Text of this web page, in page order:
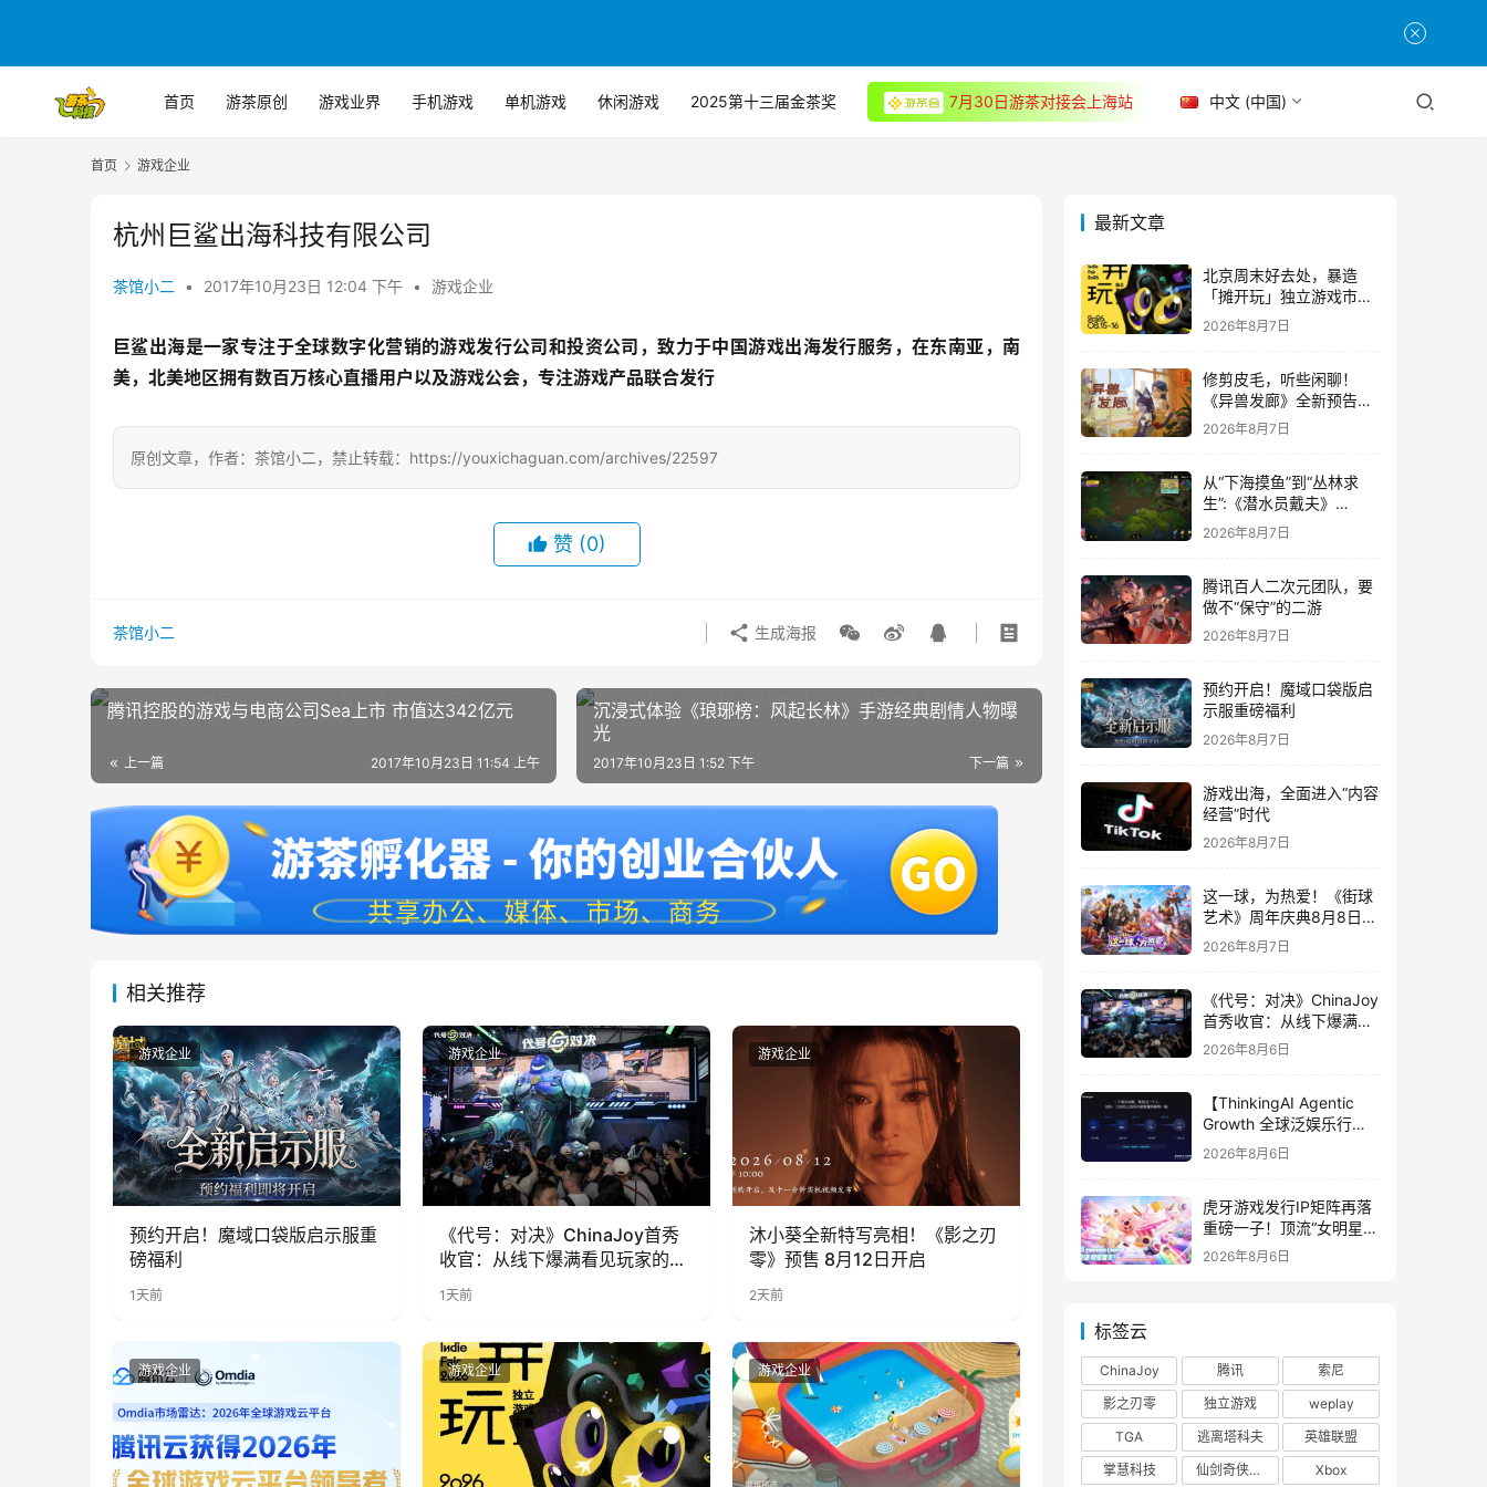
首页 游茶原创 游戏业界 手机游戏 单机游戏 休闲游戏 2025第十三届金茶奖 7月30日游茶对接会上海站 中文 (中国)
首页 游戏企业
杭州巨鲨出海科技有限公司
茶馆小二 • 2017年10月23日 12:04 下午 • 游戏企业
巨鲨出海是一家专注于全球数字化营销的游戏发行公司和投资公司，致力于中国游戏出海发行服务，在东南亚，南
美，北美地区拥有数百万核心直播用户以及游戏公会，专注游戏产品联合发行
原创文章，作者：茶馆小二，禁止转载：https://youxichaguan.com/archives/22597
赞 (0)
茶馆小二 生成海报
腾讯控股的游戏与电商公司Sea上市 市值达342亿元
上一篇 2017年10月23日 11:54 上午
沉浸式体验《琅琊榜：风起长林》手游经典剧情人物曝
光
下一篇
2017年10月23日 1:52 下午
相关推荐
游戏企业
预约开启！魔域口袋版启示服重
磅福利
1天前
游戏企业
《代号：对决》ChinaJoy首秀
收官：从线下爆满看见玩家的真
实期待
1天前
游戏企业
沐小葵全新特写亮相！《影之刃
零》预售 8月12日开启
2天前
游戏企业 游戏企业 游戏企业
最新文章
北京周末好去处，暴造
「摊开玩」独立游戏市集
正式开票！
2026年8月7日
修剪皮毛，听些闲聊！
《异兽发廊》全新预告与
Steam免费试玩公开
2026年8月7日
从“下海摸鱼”到“丛林求
生”:《潜水员戴夫》
DLC《丛林》移动端定档
8月14日
2026年8月7日
腾讯百人二次元团队，要
做不“保守”的二游
2026年8月7日
预约开启！魔域口袋版启
示服重磅福利
2026年8月7日
游戏出海，全面进入“内容
经营”时代
2026年8月7日
这一球，为热爱！《街球
艺术》周年庆典8月8日正
式上线，多重福利与全新
内容同步开启
2026年8月7日
《代号：对决》ChinaJoy
首秀收官：从线下爆满看
见玩家的真实期待
2026年8月6日
【ThinkingAI Agentic
Growth 全球泛娱乐行业
峰会】Agent 时代，人到
底负责什么
2026年8月6日
虎牙游戏发行IP矩阵再落
重磅一子！顶流“女明星”
ZANMANG LOOPY 正版
2026年8月6日
标签云
ChinaJoy 腾讯
索尼
影之刃零
独立游戏
weplay
TGA
逃离塔科夫
英雄联盟
掌慧科技
仙剑奇侠传四 Xbox